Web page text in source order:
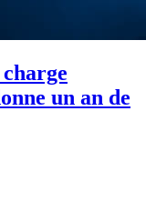
un an de